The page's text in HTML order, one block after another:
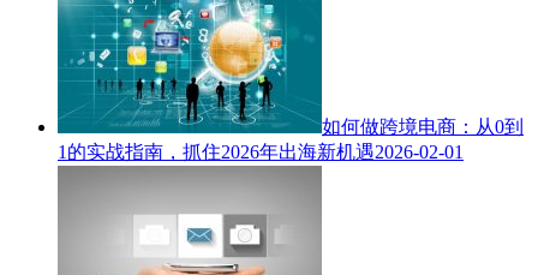
如何做跨境电商：从0到
1的实战指南，抓住2026年出海新机遇2026-02-01